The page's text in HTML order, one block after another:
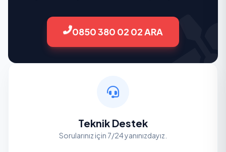
0850 380 02 02 ARA
Teknik Destek
Sorularınız için 7/24 yanınızdayız.